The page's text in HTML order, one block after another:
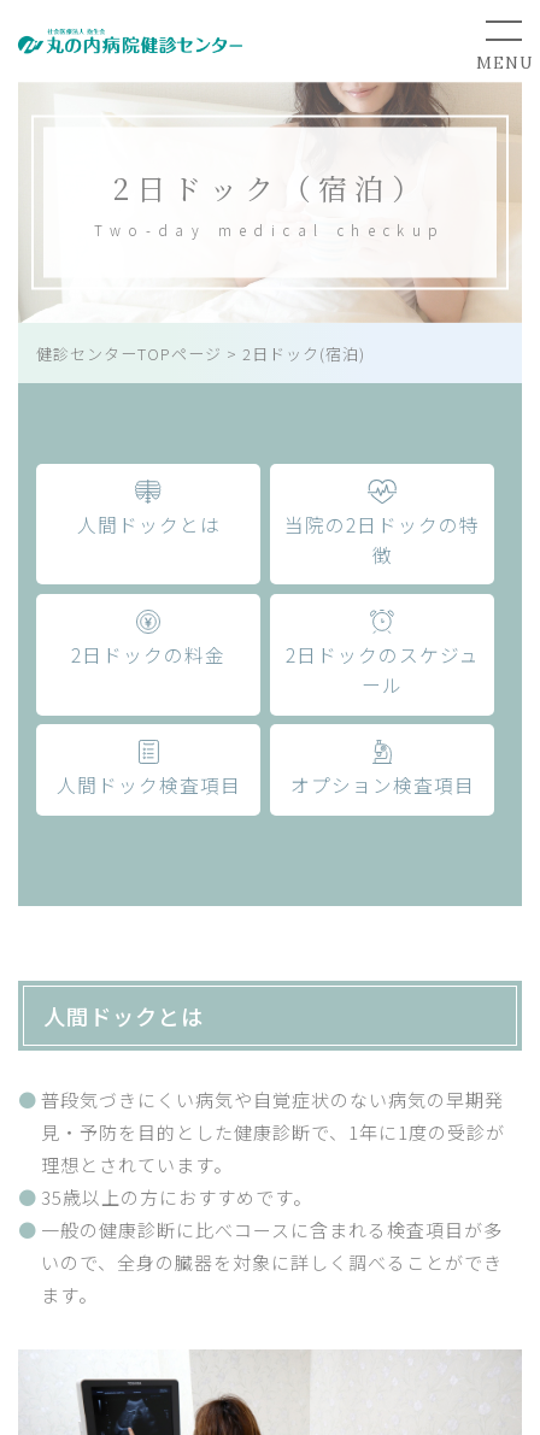
2日ドック（宿泊）
Two-day medical checkup
健診センターTOPページ > 2日ドック(宿泊)
人間ドックとは
当院の2日ドックの特
徴
2日ドックの料金
2日ドックのスケジュ
ール
人間ドック検査項目 オプション検査項目
人間ドックとは
普段気づきにくい病気や自覚症状のない病気の早期発
見・予防を目的とした健康診断で、1年に1度の受診が
理想とされています。
35歳以上の方におすすめです。
一般の健康診断に比べコースに含まれる検査項目が多
いので、全身の臓器を対象に詳しく調べることができ
ます。